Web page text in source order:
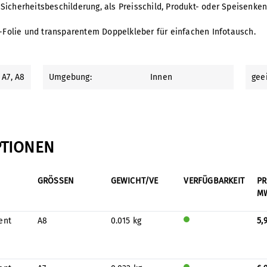
als Preisschild, Produkt- oder
und transparentem Doppelkleber für einfachen Infotausch.
, A8 Umgebung: Innen
GRÖSSEN GEWICHT/VE VERFÜGBARKEIT
A8 0.015 kg
r